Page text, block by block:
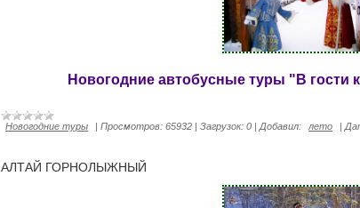
Новогодние автобусные туры "В гости
Новогодние туры | Просмотров: 65932 | Загрузок: 0 | Добавил: лето |
АЛТАЙ ГОРНОЛЫЖНЫЙ